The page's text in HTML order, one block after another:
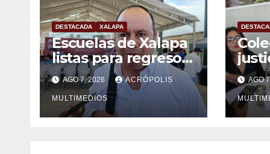
DESTACADA XALAPA
Escuelas de Xalapa
listas para regreso a
clases
AGO 7, 2026 ACRÓPOLIS
MULTIMEDIOS
AGO